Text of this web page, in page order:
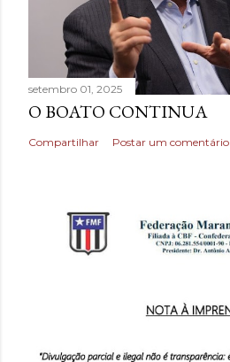
setembro 01, 2025
O BOATO CONTINUA
Compartilhar Postar um comentário